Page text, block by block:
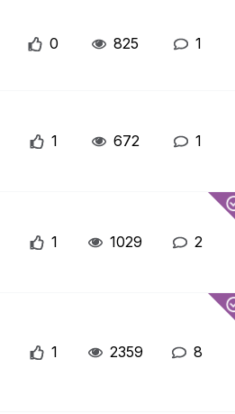
0 825 1
1 672 1
1 1029 2
1 2359 8